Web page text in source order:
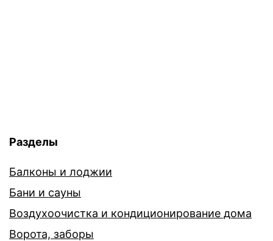
Разделы
Балконы и лоджии
Бани и сауны
Воздухоочистка и кондиционирование дома
Ворота, заборы